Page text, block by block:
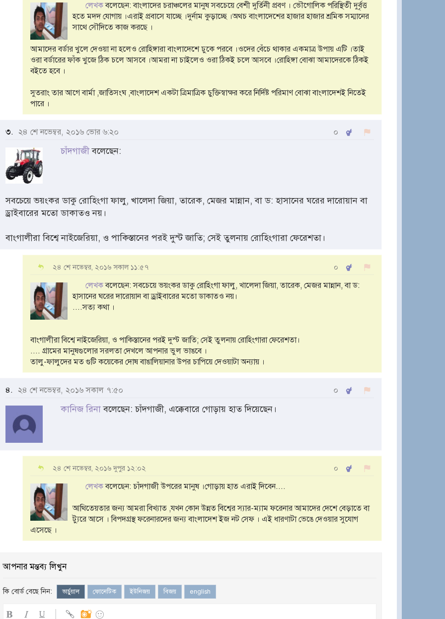
লেখকবলেছেন: বাংলাদের চরাঞ্চলের মানুষ সবচেয়ে বেশী দুর্তিনী প্রবণ । ভৌগোলিক পরিস্থিতী দুর্বৃত্ত
হতে মদদ যোগায় ।এরাই প্রবাসে যাচ্ছে ।দুর্নাম কুড়াচ্ছে ।অথচ বাংলাদেশের হাজার হাজার শ্রমিক সম্মানের
সাথে সৌদিতে কাজ করছে ।
আমাদের বর্ডার খুলে দেওয়া না হলেও রোহিঙ্গারা বাংলাদেশে ঢুকে পরবে ।ওদের বেঁচে থাকার একমাত্র উপায় এটি ।তাই
ওরা বর্ডারের ফাঁক খুজে ঠিক চলে আসবে ।আমরা না চাইলেও ওরা ঠিকই চলে আসবে ।রোহিঙ্গা বোঝা আমাদেরকে ঠিকই
বইতে হবে ।
সুতরাং তার আগে বার্মা ,জাতিসংঘ ,বাংলাদেশ একটা ত্রিমাত্রিক চুক্তিস্বাক্ষর করে নির্দিষ্ট পরিমাণ বোঝা বাংলাদেশই নিতেই
পারে ।
৩. ২৪ শে নভেম্বর, ২০১৬ ভোর ৬:২০ ০
চাঁদগাজীবলেছেন:
সবচেয়ে ভয়ংকর ডাকু রোহিংগা ফালু, খালেদা জিয়া, তারেক, মেজর মান্নান, বা ড: হাসানের ঘরের দারোয়ান বা
ড্রাইবারের মতো ডাকাতও নয়।
বাংগালীরা বিশ্বে নাইজেরিয়া, ও পাকিস্তানের পরই দুস্ট জাতি; সেই তুলনায় রোহিংগারা ফেরেশতা।
২৪ শে নভেম্বর, ২০১৬ সকাল ১১:৫৭ ০
লেখকবলেছেন: সবচেয়ে ভয়ংকর ডাকু রোহিংগা ফালু, খালেদা জিয়া, তারেক, মেজর মান্নান, বা ড:
হাসানের ঘরের দারোয়ান বা ড্রাইবারের মতো ডাকাতও নয়।
....সত্য কথা ।
বাংগালীরা বিশ্বে নাইজেরিয়া, ও পাকিস্তানের পরই দুস্ট জাতি; সেই তুলনায় রোহিংগারা ফেরেশতা।
.... গ্রামের মানুষগুলোর সরলতা দেখলে আপনার ভুল ভাঙবে ।
তালু-ফালুদের মত গুটি কয়েকের দোষ বাঙালিয়ানার উপর চাপিয়ে দেওয়াটা অন্যায় ।
৪. ২৪ শে নভেম্বর, ২০১৬ সকাল ৭:৫০ ০
কানিজ রিনাবলেছেন: চাঁদগাজী, এক্কেবারে গোড়ায় হাত দিয়েছেন।
২৪ শে নভেম্বর, ২০১৬ দুপুর ১২:০২ ০
লেখকবলেছেন: চাঁদগাজী উপরের মানুষ ।গোড়ায় হাত এরাই দিবেন....
আথিতেয়তার জন্য আমরা বিখ্যাত ,যখন কোন উন্নত বিশ্বের স্যার-ম্যাম ফরেনার আমাদের দেশে বেড়াতে বা
ট্যুরে আসে । বিপদগ্রস্থ ফরেনারদের জন্য বাংলাদেশ ইজ নট সেফ । এই ধারণাটা ভেঙে দেওয়ার সুযোগ
এসেছে ।
আপনার মন্তব্য লিখুন
কি বোর্ড বেছে নিন: ভার্চুয়াল ফোনেটিক ইউনিজয় বিজয় english